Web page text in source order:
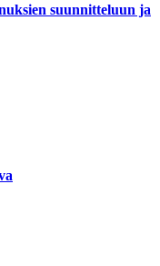
suunnitteluun ja